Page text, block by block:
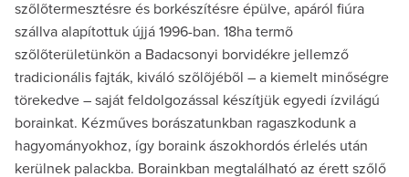
szõlõtermesztésre és borkészítésre épülve, apáról fiúra
szállva alapítottuk újjá 1996-ban. 18ha termõ
szõlõterületünkön a Badacsonyi borvidékre jellemző
tradicionális fajták, kiváló szõlõjébõl – a kiemelt minőségre
törekedve – saját feldolgozással készítjük egyedi ízvilágú
borainkat. Kézműves borászatunkban ragaszkodunk a
hagyományokhoz, így boraink ászokhordós érlelés után
kerülnek palackba. Borainkban megtalálható az érett szőlő